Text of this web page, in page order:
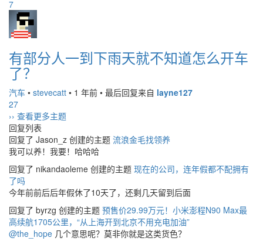
7
有部分人一到下雨天就不知道怎么开车
了？
汽车 • stevecatt • 1 年前 • 最后回复来自 layne127
27
›› 查看更多主题
回复列表
回复了 Jason_z 创建的主题 流浪金毛找领养
我可以养！我要！哈哈哈
回复了 nikandaoleme 创建的主题 现在的公司，连年假都不配拥有
了吗
今年前前后后年假休了10天了，还剩几天留到后面
回复了 byrzg 创建的主题 预售价29.99万元！小米澎程N90 Max最
高续航1705公里，“从上海开到北京不用充电加油”
@the_hope 几个意思呢？莫非你就是这类货色？